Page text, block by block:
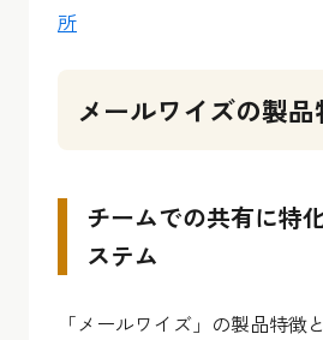
所
メールワイズの製品
チームでの共有に特
ステム
「メールワイズ」の製品特徴